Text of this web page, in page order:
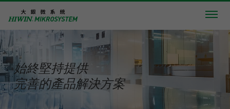
始終堅持提供
完善的產品解決方案